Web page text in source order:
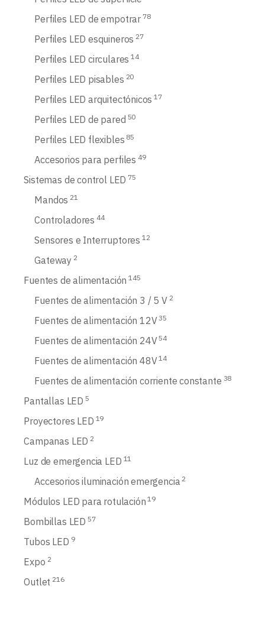
Perfiles LED de empotrar 78
Perfiles LED esquineros 27
Perfiles LED circulares 14
Perfiles LED pisables 20
Perfiles LED arquitectónicos 17
Perfiles LED de pared 50
Perfiles LED flexibles 85
Accesorios para perfiles 49
Sistemas de control LED 75
Mandos 21
Controladores 44
Sensores e Interruptores 12
Gateway 2
Fuentes de alimentación 145
Fuentes de alimentación 3 / 5 V 2
Fuentes de alimentación 12V 35
Fuentes de alimentación 24V 54
Fuentes de alimentación 48V 14
Fuentes de alimentación corriente constante 38
Pantallas LED 5
Proyectores LED 19
Campanas LED 2
Luz de emergencia LED 11
Accesorios iluminación emergencia 2
Módulos LED para rotulación 19
Bombillas LED 57
Tubos LED 9
Expo 2
Outlet 216